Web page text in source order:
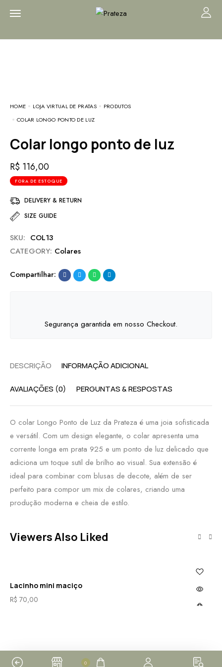
HOME LOJA VIRTUAL DE PRATAS
PRODUTOS
COLAR LONGO PONTO DE LUZ
Colar longo ponto de luz
R$ 116,00
FORA DE ESTOQUE
DELIVERY & RETURN
SIZE GUIDE
SKU: COL13
CATEGORY: Colares
Compartilhar:
Segurança garantida em nosso Checkout.
DESCRIÇÃO INFORMAÇÃO ADICIONAL
AVALIAÇÕES (0) PERGUNTAS & RESPOSTAS
O colar Longo Ponto de Luz da Prateza é uma joia sofisticada
e versátil. Com um design elegante, o colar apresenta uma
corrente longa em prata 925 e um ponto de luz delicado que
adiciona um toque sutil de brilho ao visual. Sua extensão é
ideal para combinar com blusas de decote, além de ser
perfeito para compor um mix de colares, criando uma
produção moderna e cheia de estilo.
Viewers Also Liked
Lacinho mini maciço
R$ 70,00
0